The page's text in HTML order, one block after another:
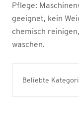
Pflege:
geeignet, kein
chemisch
waschen.
Beliebte